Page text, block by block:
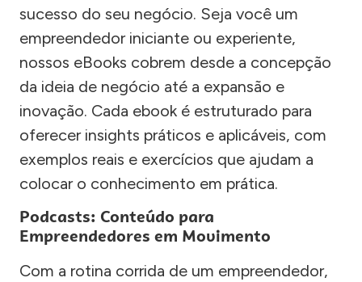
sucesso do seu negócio. Seja você um
empreendedor iniciante ou experiente,
nossos eBooks cobrem desde a concepção
da ideia de negócio até a expansão e
inovação. Cada ebook é estruturado para
oferecer insights práticos e aplicáveis, com
exemplos reais e exercícios que ajudam a
colocar o conhecimento em prática.
Podcasts: Conteúdo para
Empreendedores em Movimento
Com a rotina corrida de um empreendedor,